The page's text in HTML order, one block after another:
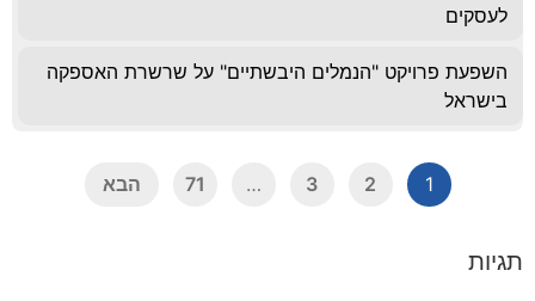
לעסקים
השפעת פרויקט "הנמלים היבשתיים" על שרשרת האספקה
בישראל
1
2
3
…
71 הבא
תגיות